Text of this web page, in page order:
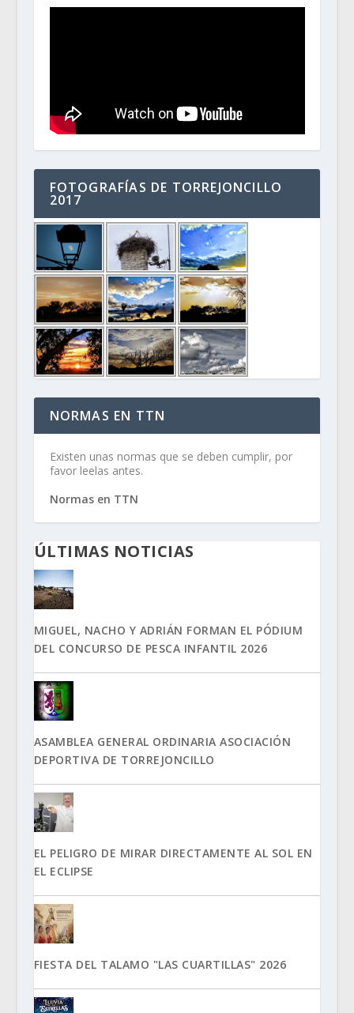
FOTOGRAFÍAS DE TORREJONCILLO
2017
NORMAS EN TTN
Existen unas normas que se deben cumplir, por
favor leelas antes.
Normas en TTN
ÚLTIMAS NOTICIAS
MIGUEL, NACHO Y ADRIÁN FORMAN EL PÓDIUM
DEL CONCURSO DE PESCA INFANTIL 2026
ASAMBLEA GENERAL ORDINARIA ASOCIACIÓN
DEPORTIVA DE TORREJONCILLO
EL PELIGRO DE MIRAR DIRECTAMENTE AL SOL EN
EL ECLIPSE
FIESTA DEL TALAMO "LAS CUARTILLAS" 2026